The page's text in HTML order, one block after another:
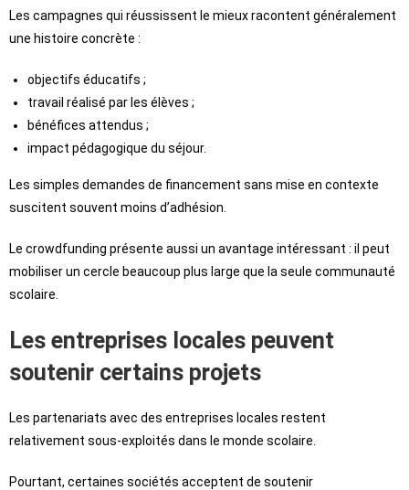
Les campagnes qui réussissent le mieux racontent généralement
une histoire concrète :
objectifs éducatifs ;
travail réalisé par les élèves ;
bénéfices attendus ;
impact pédagogique du séjour.
Les simples demandes de financement sans mise en contexte
suscitent souvent moins d’adhésion.
Le crowdfunding présente aussi un avantage intéressant : il peut
mobiliser un cercle beaucoup plus large que la seule communauté
scolaire.
Les entreprises locales peuvent
soutenir certains projets
Les partenariats avec des entreprises locales restent
relativement sous-exploités dans le monde scolaire.
Pourtant, certaines sociétés acceptent de soutenir